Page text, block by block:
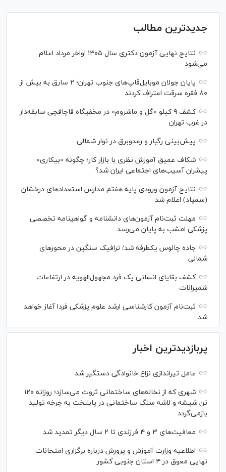
جدیدترین مطالب
نتایج نهایی آزمون دکتری سال ۱۴۰۵ اواخر مرداد اعلام
می‌شود
پایان جولان موبایل‌قاپ‌های جنوب تهران؛ ۲ سارق به بیش از
۸۰ فقره سرقت اعتراف کردند
کشف ۹ کیلو «گل و ماشروم» در مخفیگاه قاچاقچی سابقه‌دار
در غرب تهران
پیش‌بینی رگبار و رعدوبرق در نوار شمالی
شکاف عمیق آموزش نظری با بازار کار؛ چگونه «بیکاری»
پیشران آسیب‌های اجتماعی ایران شد؟
نتایج آزمون ورودی پایه هفتم مدارس استعدادهای درخشان
(سمپاد) اعلام شد
مهلت ثبت‌نام آزمون‌های دانشنامه و گواهینامه تخصصی
پزشکی امشب به پایان می‌رسد
جاده چالوس یکطرفه شد/ ترافیک سنگین در محورهای
شمالی
کشف بقایای انسانی یک فرد مجهول‌الهویه در ارتفاعات
شمیرانات
ثبت‌نام آزمون کارشناسی ارشد علوم پزشکی فردا آغاز خواهد
شد
پربازدیدترین اخبار
عامل تیراندازی نزاع خانوادگی دستگیر شد
شهری که از نخاله‌های ساختمانی ثروت می‌سازد؛ روزانه ۱۲۰
تن شیشه و لاشه سنگ ساختمانی در پایتخت به چرخه تولید
بازمی‌گردد
معافیت‌های ۳ و ۴ فرزندی تا ۲ سال دیگر تمدید شد
اطلاعیه وزارت آموزش و پرورش درباره برگزاری امتحانات
نهایی معوق در ۴ استان جنوبی کشور